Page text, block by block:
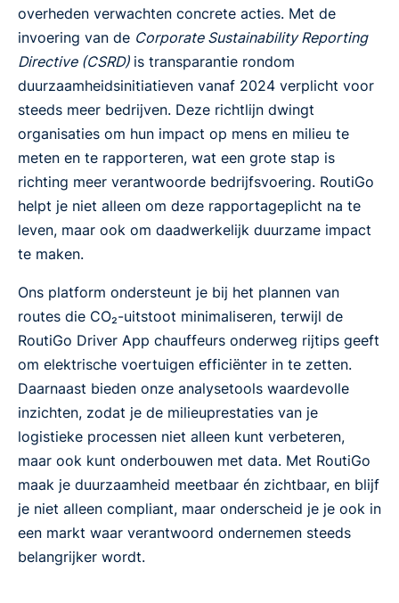
overheden verwachten concrete acties. Met de
invoering van de Corporate Sustainability Reporting
Directive (CSRD) is transparantie rondom
duurzaamheidsinitiatieven vanaf 2024 verplicht voor
steeds meer bedrijven. Deze richtlijn dwingt
organisaties om hun impact op mens en milieu te
meten en te rapporteren, wat een grote stap is
richting meer verantwoorde bedrijfsvoering. RoutiGo
helpt je niet alleen om deze rapportageplicht na te
leven, maar ook om daadwerkelijk duurzame impact
te maken.
Ons platform ondersteunt je bij het plannen van
routes die CO₂-uitstoot minimaliseren, terwijl de
RoutiGo Driver App chauffeurs onderweg rijtips geeft
om elektrische voertuigen efficiënter in te zetten.
Daarnaast bieden onze analysetools waardevolle
inzichten, zodat je de milieuprestaties van je
logistieke processen niet alleen kunt verbeteren,
maar ook kunt onderbouwen met data. Met RoutiGo
maak je duurzaamheid meetbaar én zichtbaar, en blijf
je niet alleen compliant, maar onderscheid je je ook in
een markt waar verantwoord ondernemen steeds
belangrijker wordt.